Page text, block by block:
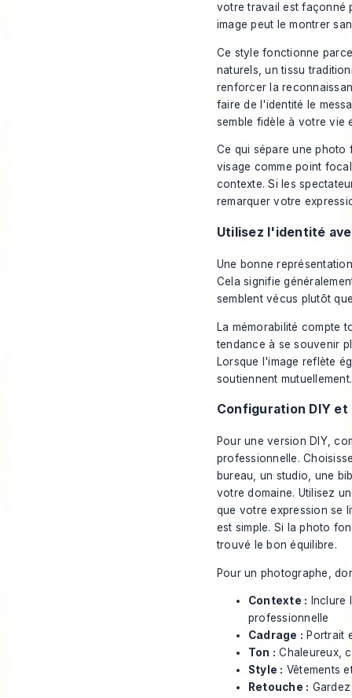
votre travail est façonné
image peut le montrer
Ce style fonctionne
naturels, un tissu
renforcer la
faire de l'identité le
semble fidèle à votre vie
Ce qui sépare une photo
visage comme point
contexte. Si les
remarquer votre
Utilisez l'identité
Une bonne
Cela signifie
semblent vécus plutôt
La mémorabilité compte
tendance à se souvenir
Lorsque l'image reflète
soutiennent mutuellement.
Configuration DIY
Pour une version DIY,
professionnelle.
bureau, un studio, une
votre domaine. Utilisez
que votre expression se
est simple. Si la photo
trouvé le bon équilibre.
Pour un photographe,
Contexte : Inclure
professionnelle
Cadrage : Portrait
Ton : Chaleureux,
Style : Vêtements
Retouche :